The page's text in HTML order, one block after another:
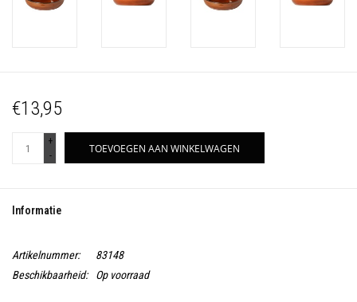
€13,95
+
-
TOEVOEGEN AAN WINKELWAGEN
Informatie
Artikelnummer:
83148
Beschikbaarheid:
Op voorraad